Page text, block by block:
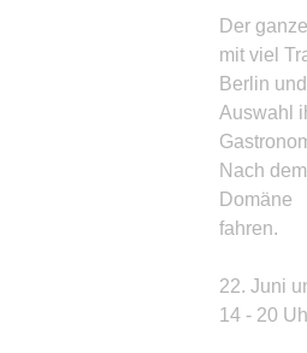
Der
mit viel
Berlin
Auswahl
Nach
Domäne
fahren.
22. Juni
14 - 20